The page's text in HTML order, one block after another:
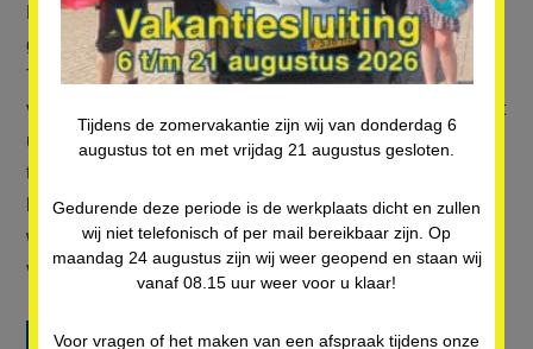
Kom bij ons langs in de werkplaats en ontmoet het
gezellige en hardwerkendeTeam van Auto van Dijk
Ted en Dunja van Dijk staan samen met de monteurs
voor u klaar om u zo snel en goed mogelijk te helpen met
uw auto. En ook Van Dijk Senior zult u nog regelmatig
tegenkomen in de werkplaats. Auto van Dijk is gericht op
hoge kwaliteit en service en het hele team hecht veel
waarde aan persoonlijk contact en gepaste aandacht
voor iedere klant.
Neem direct contact op!
Tijdens de zomervakantie zijn wij van donderdag 6
augustus tot en met vrijdag 21 augustus gesloten.
Gedurende deze periode is de werkplaats dicht en zullen
wij niet telefonisch of per mail bereikbaar zijn. Op
maandag 24 augustus zijn wij weer geopend en staan wij
vanaf 08.15 uur weer voor u klaar!
Voor vragen of het maken van een afspraak tijdens onze